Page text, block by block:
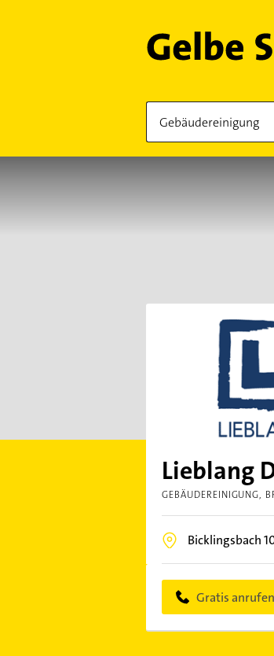
Lieblang
GEBÄUDEREINIGUNG
Bicklingsbach
Gratis anrufen